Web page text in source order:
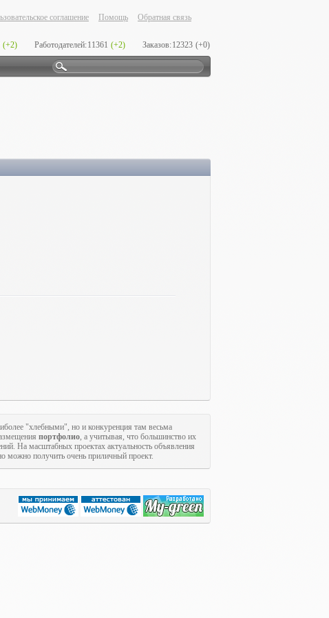
соглашение Помощь Обратная связь
(+2) Работодателей:11361 (+2) Заказов:12323 (+0)
"хлебными", но и конкуренция там весьма
портфолио, а учитывая, что большинство их
На масштабных проектах актуальность объявления
можно получить очень приличный проект.